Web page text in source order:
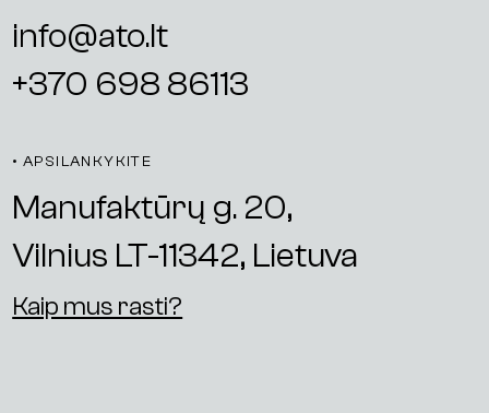
info@ato.lt
+370 698 86113
• APSILANKYKITE
Manufaktūrų g. 20,
Vilnius LT-11342, Lietuva
Kaip mus rasti?